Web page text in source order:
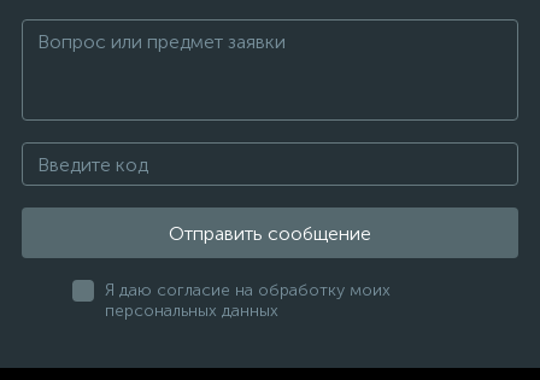
Отправить сообщение
Я даю согласие на обработку моих
персональных данных